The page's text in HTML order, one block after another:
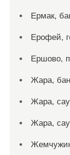
Ермак,
Ерофей,
Ершово,
Жара,
Жара,
Жара,